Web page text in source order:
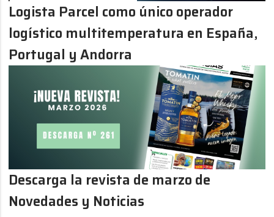
Logista Parcel como único operador
logístico multitemperatura en España,
Portugal y Andorra
Descarga la revista de marzo de
Novedades y Noticias